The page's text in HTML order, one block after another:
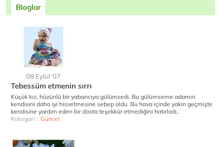
Bloglar
08 Eylül '07
Tebessüm etmenin sırrı
Küçük kız, hüzünlü bir yabancıya gülümsedi. Bu gülümseme adamın
kendisini daha iyi hissetmesine sebep oldu. Bu hava içinde yakın geçmişte
kendisine yardım eden bir dosta teşekkür etmediğini hatırladı..
Kategori : Güncel